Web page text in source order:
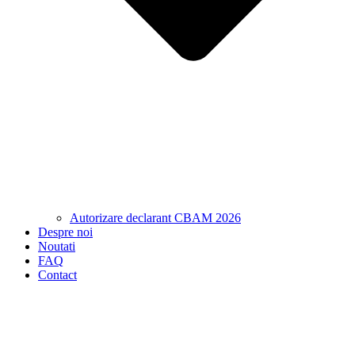
Autorizare declarant CBAM 2026
Despre noi
Noutati
FAQ
Contact